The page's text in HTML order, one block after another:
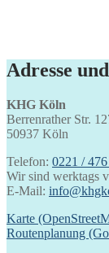
Adresse
KHG Köln
Berrenrather Str.
50937 Köln
Telefon: 0221 /
Wir sind werktags
E-Mail:
Karte
Routenplanung